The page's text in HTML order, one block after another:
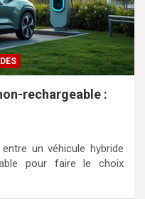
rechargeable :
un véhicule hybride
pour faire le choix